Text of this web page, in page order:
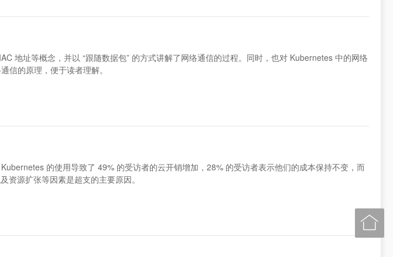
地址等概念，并以 “跟随数据包” 的方式讲解了网络通信的过程。同时，也对 Kubernetes 中的网络
信的原理，便于读者理解。
的使用导致了 49% 的受访者的云开销增加，28% 的受访者表示他们的成本保持不变，而
源扩张等因素是超支的主要原因。
